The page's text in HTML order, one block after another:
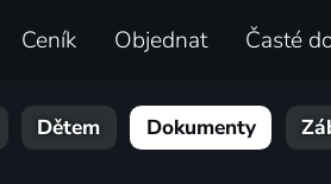
Ceník Objednat Časté
Dětem Dokumenty